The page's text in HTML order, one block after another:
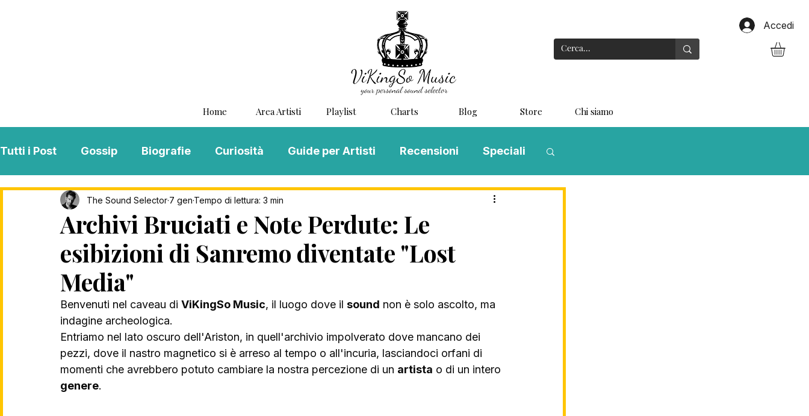
Accedi
Home Area Artisti Playlist Charts Blog Store Chi siamo
Tutti i Post Gossip Biografie Curiosità Guide per Artisti Recensioni Speciali
Interviste ViKingSo Music MENTAL BLOG MUSIC
Song Of The Week Charts Playlist
Archivi Bruciati e Note Perdute: Le
esibizioni di Sanremo diventate "Lost
Media"
The Sound Selector 7 gen Tempo di lettura: 3 min
Benvenuti nel caveau di ViKingSo Music, il luogo dove il sound non è solo ascolto, ma
indagine archeologica.
Entriamo nel lato oscuro dell'Ariston, in quell'archivio impolverato dove mancano dei
pezzi, dove il nastro magnetico si è arreso al tempo o all'incuria, lasciandoci orfani di
momenti che avrebbero potuto cambiare la nostra percezione di un artista o di un intero
genere.